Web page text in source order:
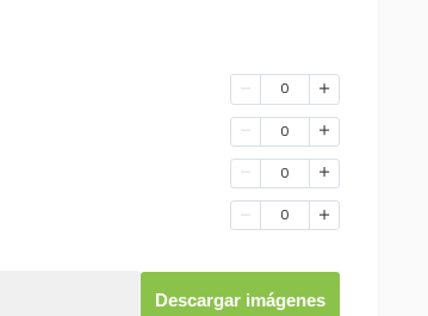
0
0
0
0
Descargar imágenes